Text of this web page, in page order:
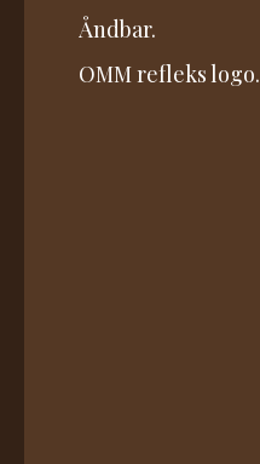
Åndbar.
OMM refleks logo.